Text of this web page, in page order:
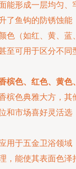
能形成一层均匀、
了鱼钩的防锈蚀能
色（如红、黄、蓝
至可用于区分不同
槟色、红色、黄色
槟色典雅大方，其
和市场喜好灵活选
用于五金卫浴领域
，能使其表面色泽